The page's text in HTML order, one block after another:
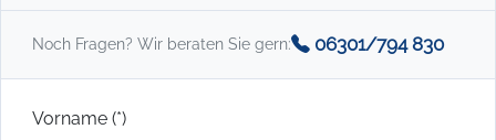
Noch Fragen? Wir beraten Sie gern: 06301/794 830
Vorname (*)